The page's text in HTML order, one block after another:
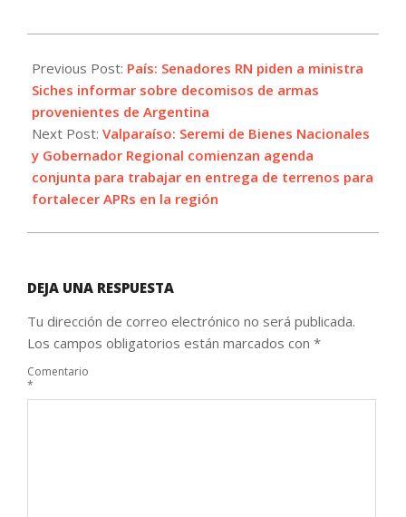
04-
21
Previous Post: País: Senadores RN piden a ministra
Siches informar sobre decomisos de armas
provenientes de Argentina
Next Post: Valparaíso: Seremi de Bienes Nacionales
y Gobernador Regional comienzan agenda
conjunta para trabajar en entrega de terrenos para
fortalecer APRs en la región
DEJA UNA RESPUESTA
Tu dirección de correo electrónico no será publicada.
Los campos obligatorios están marcados con *
Comentario
*